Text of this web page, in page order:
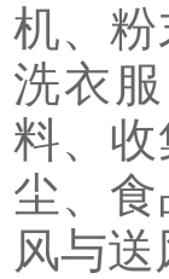
机、
洗衣
料、
尘、
风与